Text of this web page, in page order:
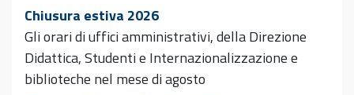
Chiusura estiva 2026
Gli orari di uffici amministrativi, della Direzione
Didattica, Studenti e Internazionalizzazione e
biblioteche nel mese di agosto